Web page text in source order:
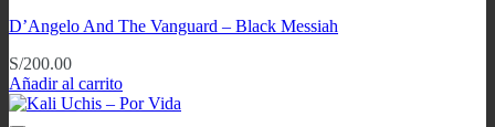
D’Angelo And The Vanguard – Black Messiah
S/200.00
Añadir al carrito